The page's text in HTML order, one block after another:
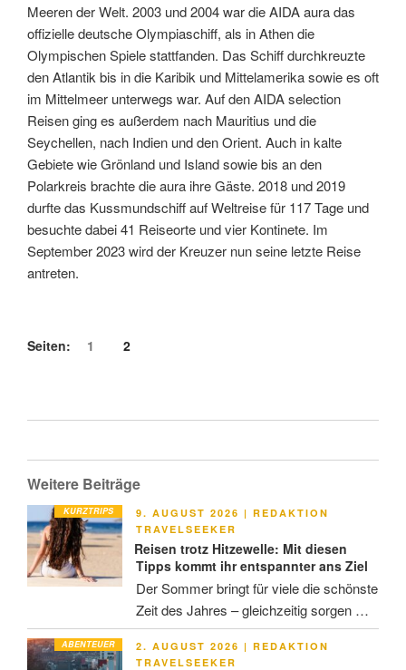
Meeren der Welt. 2003 und 2004 war die AIDA aura das
offizielle deutsche Olympiaschiff, als in Athen die
Olympischen Spiele stattfanden. Das Schiff durchkreuzte
den Atlantik bis in die Karibik und Mittelamerika sowie es oft
im Mittelmeer unterwegs war. Auf den AIDA selection
Reisen ging es außerdem nach Mauritius und die
Seychellen, nach Indien und den Orient. Auch in kalte
Gebiete wie Grönland und Island sowie bis an den
Polarkreis brachte die aura ihre Gäste. 2018 und 2019
durfte das Kussmundschiff auf Weltreise für 117 Tage und
besuchte dabei 41 Reiseorte und vier Kontinete. Im
September 2023 wird der Kreuzer nun seine letzte Reise
antreten.
Seiten: 1 2
Weitere Beiträge
KURZTRIPS
VERÖFFENTLICHT
AM
9. AUGUST 2026 | REDAKTION
TRAVELSEEKER
Reisen trotz Hitzewelle: Mit diesen
Tipps kommt ihr entspannter ans Ziel
Der Sommer bringt für viele die schönste
Zeit des Jahres – gleichzeitig sorgen …
ABENTEUER
VERÖFFENTLICHT
AM
2. AUGUST 2026 | REDAKTION
TRAVELSEEKER